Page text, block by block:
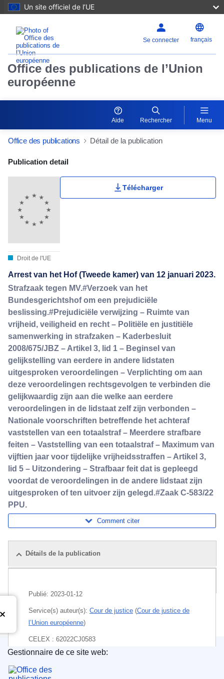
Un site officiel de l’UE
Se connecter français
Office des publications de l’Union
européenne
Aide Rechercher Menu
Office des publications Détail de la publication
Publication Detail Actions Portlet
Publication detail
Droit de l'UE
Télécharger
Arrest van het Hof (Tweede kamer) van 12 januari 2023.
Strafzaak tegen MV.#Verzoek van het
Bundesgerichtshof om een prejudiciële
beslissing.#Prejudiciële verwijzing – Ruimte van
vrijheid, veiligheid en recht – Politiële en justitiële
samenwerking in strafzaken – Kaderbesluit
2008/675/JBZ – Artikel 3, lid 1 – Beginsel van
gelijkstelling van eerdere in andere lidstaten
uitgesproken veroordelingen – Verplichting om aan
deze veroordelingen rechtsgevolgen te verbinden die
gelijkwaardig zijn aan die welke aan eerdere
veroordelingen in de lidstaat zelf zijn verbonden –
Nationale voorschriften betreffende het achteraf
vaststellen van een totaalstraf – Meerdere strafbare
feiten – Vaststelling van een totaalstraf – Maximum van
vijftien jaar voor tijdelijke vrijheidsstraffen – Artikel 3,
lid 5 – Uitzondering – Strafbaar feit dat is gepleegd
voordat de veroordelingen in de andere lidstaat zijn
uitgesproken of ten uitvoer zijn gelegd.#Zaak C-583/22
PPU.
Comment citer
Détails de la publication
Publié: 2023-01-12
Service(s) auteur(s): Cour de justice (Cour de justice de
l’Union européenne)
CELEX : 62022CJ0583
ECLI : ECLI:EU:C:2023:5
Office des publications de l’Union européenne
Gestionnaire de ce site web: